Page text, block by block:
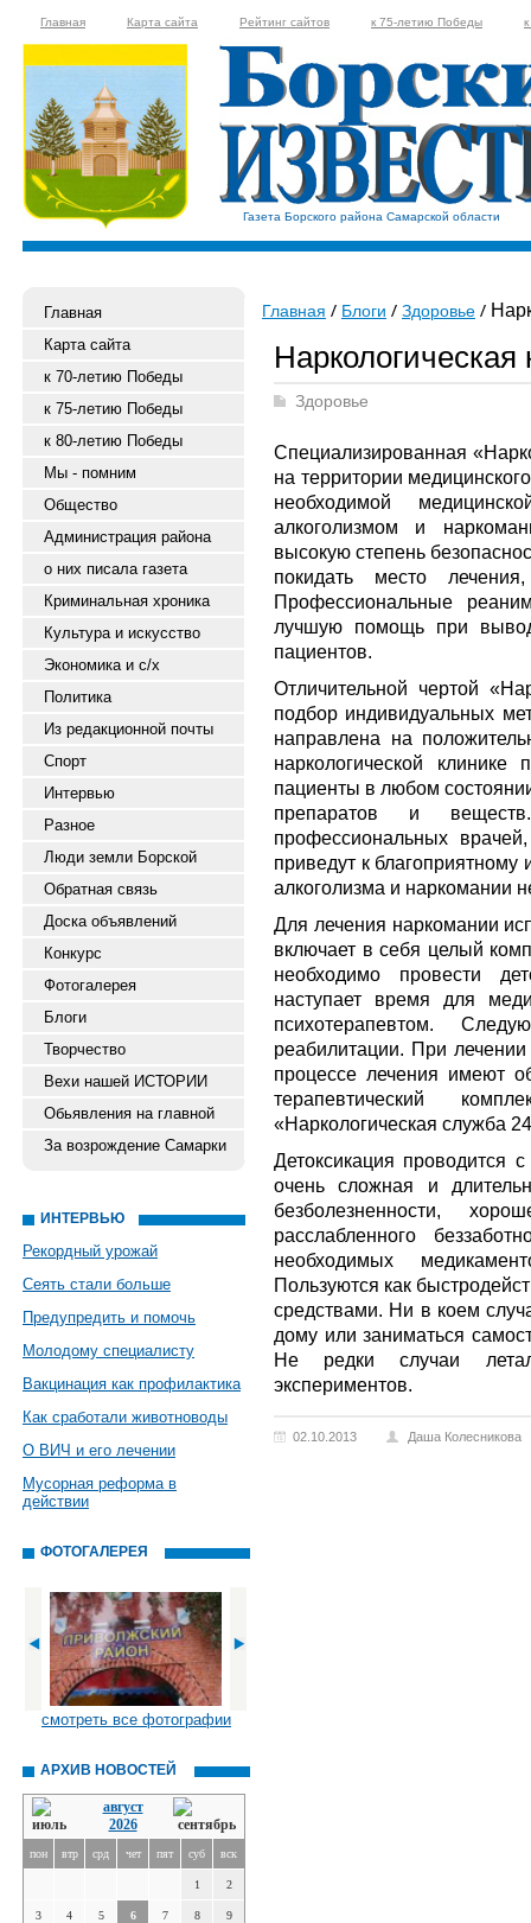
Главная Карта сайта Рейтинг сайтов к 75-летию Победы
Газета Борского района Самарской области
Главная
Карта сайта
к 70-летию Победы
к 75-летию Победы
к 80-летию Победы
Мы - помним
Общество
Администрация района
о них писала газета
Криминальная хроника
Культура и искусство
Экономика и с/х
Политика
Из редакционной почты
Спорт
Интервью
Разное
Люди земли Борской
Обратная связь
Доска объявлений
Конкурс
Фотогалерея
Блоги
Творчество
Вехи нашей ИСТОРИИ
Обьявления на главной
За возрождение Самарки
ИНТЕРВЬЮ
Рекордный урожай
Сеять стали больше
Предупредить и помочь
Молодому специалисту
Вакцинация как профилактика
Как сработали животноводы
О ВИЧ и его лечении
Мусорная реформа в
действии
ФОТОГАЛЕРЕЯ
смотреть все фотографии
АРХИВ НОВОСТЕЙ
август
2026
пон втр срд чет пят суб вск
1 2
3 4 5 6 7 8 9
Главная Блоги Здоровье
Наркологическая
Здоровье
Специализированная
на территории
необходимой
алкоголизмом и
высокую степень
покидать место
Профессиональные
лучшую помощь при
пациентов.
Отличительной чертой
подбор индивидуальных
направлена на
наркологической
пациенты в любом
препаратов и
профессиональных
приведут к
алкоголизма и наркомании
Для лечения наркомании
включает в себя целый
необходимо провести
наступает время для
психотерапевтом.
реабилитации. При
процессе лечения имеют
терапевтический
«Наркологическая служба
Детоксикация проводится
очень сложная и
безболезненности,
расслабленного
необходимых
Пользуются как
средствами. Ни в коем
дому или заниматься
Не редки случаи
экспериментов.
02.10.2013 Даша Колесникова